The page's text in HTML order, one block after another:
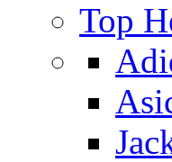
Top